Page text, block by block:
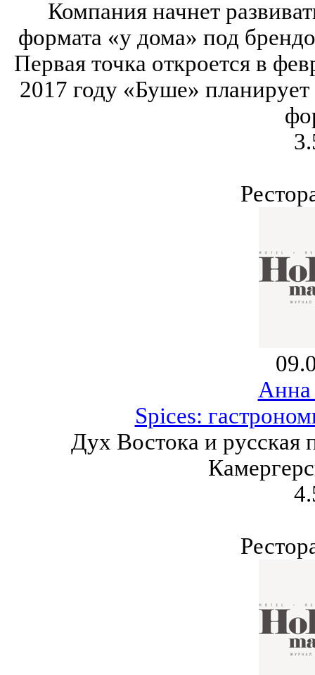
Компания начнет
формата «у дома» под
Первая точка откроется в
2017 году «Буше»
Анна
Spices:
Дух Востока и русская